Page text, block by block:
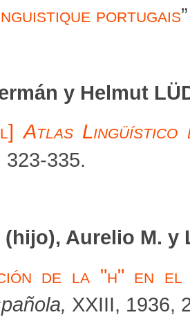
portugais
y Helmut
Atlas Lingüístico
323-335.
(hijo), Aurelio M. y
de la "h" en
XXIII, 1936,